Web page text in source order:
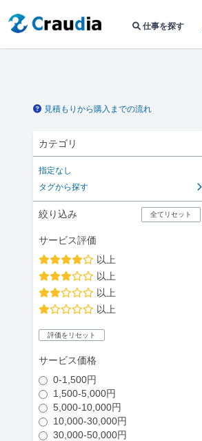
仕事を探す
見積もりから購入までの流れ
カテゴリ
指定なし
タグから探す
絞り込み 全てリセット
サービス評価
以上
以上
以上
以上
評価をリセット
サービス価格
0-1,500円
1,500-5,000円
5,000-10,000円
10,000-30,000円
30,000-50,000円